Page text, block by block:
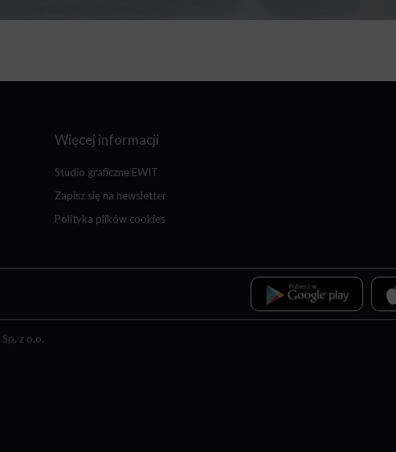
Więcej informacji
Studio graficzne EWIT
Zapisz się na newsletter
Polityka plików cookies
z o.o.